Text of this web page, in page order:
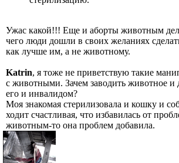
Ужас какой!!! Еще и аборты животным
чего люди дошли в своих желаниях
как лучше им, а не животному.
Katrin, я тоже не приветствую такие
с животными. Зачем заводить животное и
его и инвалидом?
Моя знакомая стерилизовала и кошку и
ходит счастливая, что избавилась от
животным-то она проблем добавила.